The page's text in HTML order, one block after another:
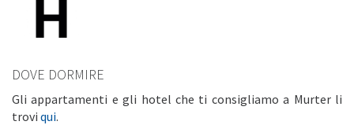
DOVE DORMIRE
Gli appartamenti e gli hotel che ti consigliamo a Murter li
trovi qui.